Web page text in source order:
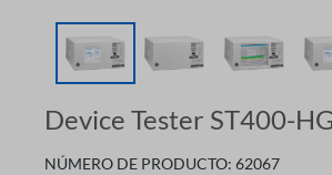
Device Tester ST400-
NÚMERO DE PRODUCTO: 62067